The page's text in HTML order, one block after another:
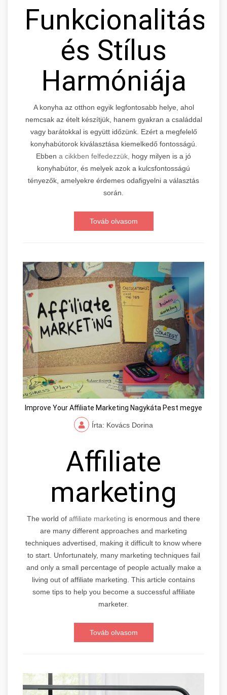
Funkcionalitás
és Stílus
Harmóniája
A konyha az otthon egyik legfontosabb helye, ahol
nemcsak az ételt készítjük, hanem gyakran a családdal
vagy barátokkal is együtt időzünk. Ezért a megfelelő
konyhabútorok kiválasztása kiemelkedő fontosságú.
Ebben a cikkben felfedezzük, hogy milyen is a jó
konyhabútor, és melyek azok a kulcsfontosságú
tényezők, amelyekre érdemes odafigyelni a választás
során.
Továb olvasom
Improve Your Affiliate Marketing Nagykáta Pest megye
Írta: Kovács Dorina
Affiliate
marketing
The world of affiliate marketing is enormous and there
are many different approaches and marketing
techniques advertised, making it difficult to know where
to start. Unfortunately, many marketing techniques fail
and only a small percentage of people actually make a
living out of affiliate marketing. This article contains
some tips to help you become a successful affiliate
marketer.
Továb olvasom